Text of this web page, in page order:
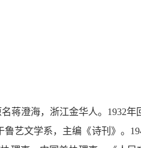
名蒋澄海，浙江金华人。
鲁艺文学系，主编《诗刊》。